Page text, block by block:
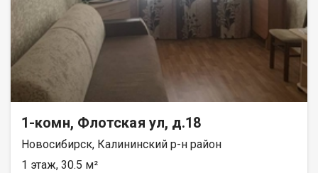
1-комн, Флотская ул, д.18
Новосибирск, Калининский р-н район
1 этаж, 30.5 м²